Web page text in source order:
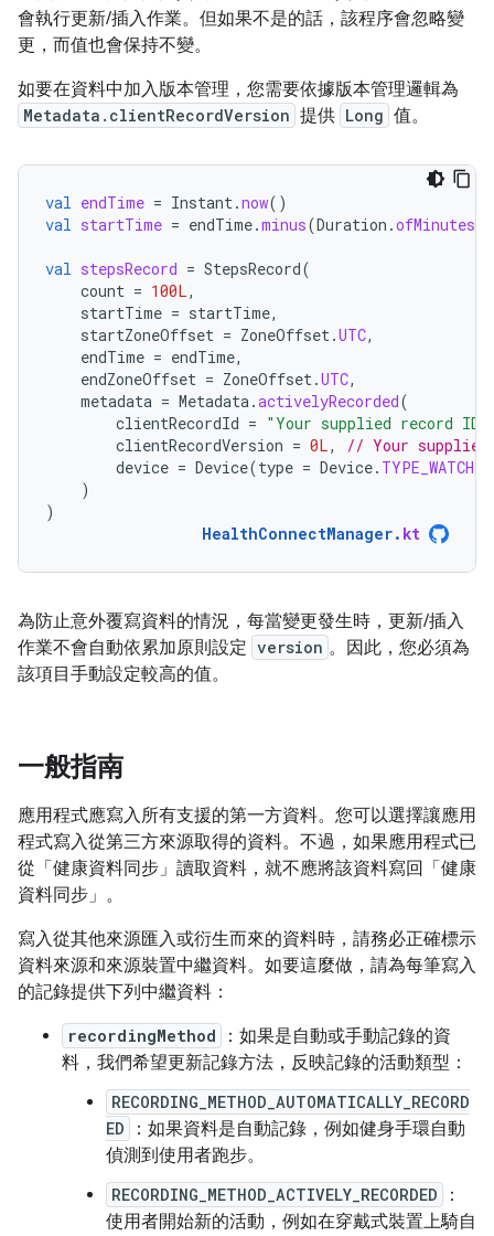
會執行更新/插入作業。但如果不是的話，該程序會忽略變
更，而值也會保持不變。
如要在資料中加入版本管理，您需要依據版本管理邏輯為
Metadata.clientRecordVersion 提供 Long 值。
val endTime = Instant.now()
val startTime = endTime.minus(Duration .ofMinutes
val stepsRecord = StepsRecord(
count = 100L,
startTime = startTime,
startZoneOffset = ZoneOffset.UTC,
endTime = endTime,
endZoneOffset = ZoneOffset.UTC,
metadata = Metadata.activelyRecorded(
clientRecordId = "Your supplied record ID"
clientRecordVersion = 0L,
// Your
device = Device(type = Device. TYPE_WATCH
)
)
HealthConnectManager. kt
為防止意外覆寫資料的情況，每當變更發生時，更新/插入
作業不會自動依累加原則設定 version 。因此，您必須為
該項目手動設定較高的值。
一般指南
應用程式應寫入所有支援的第一方資料。您可以選擇讓應用
程式寫入從第三方來源取得的資料。不過，如果應用程式已
從「健康資料同步」讀取資料，就不應將該資料寫回「健康
資料同步」。
寫入從其他來源匯入或衍生而來的資料時，請務必正確標示
資料來源和來源裝置中繼資料。如要這麼做，請為每筆寫入
的記錄提供下列中繼資料：
recordingMethod
：如果是自動或手動記錄的資
料，我們希望更新記錄方法，反映記錄的活動類型：
RECORDING_METHOD_AUTOMATICALLY_RECORD
ED
：如果資料是自動記錄，例如健身手環自動
偵測到使用者跑步。
RECORDING_METHOD_ACTIVELY_RECORDED
：
使用者開始新的活動，例如在穿戴式裝置上騎自